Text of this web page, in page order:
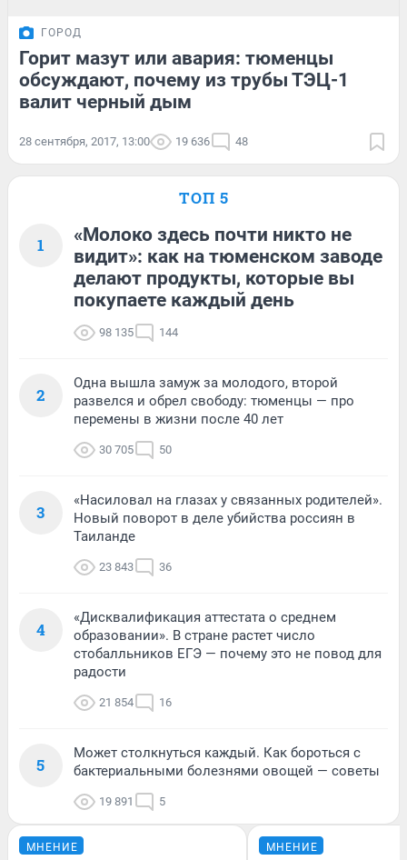
ГОРОД
Горит мазут или авария: тюменцы
обсуждают, почему из трубы ТЭЦ-1
валит черный дым
28 сентября, 2017, 13:00 19 636 48
ТОП 5
1
«Молоко здесь почти никто не
видит»: как на тюменском заводе
делают продукты, которые вы
покупаете каждый день
98 135 144
2
Одна вышла замуж за молодого, второй
развелся и обрел свободу: тюменцы — про
перемены в жизни после 40 лет
30 705 50
3
«Насиловал на глазах у связанных родителей».
Новый поворот в деле убийства россиян в
Таиланде
23 843 36
4
«Дисквалификация аттестата о среднем
образовании». В стране растет число
стобалльников ЕГЭ — почему это не повод для
радости
21 854 16
5
Может столкнуться каждый. Как бороться с
бактериальными болезнями овощей — советы
19 891 5
МНЕНИЕ МНЕНИЕ